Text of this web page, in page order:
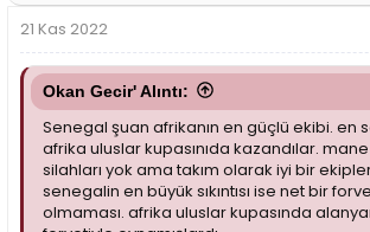
:
21 Kas 2022
Okan Gecir' Alıntı:
Senegal şuan afrikanın en güçlü ekibi. en
afrika uluslar kupasınıda kazandılar.
silahları yok ama takım olarak iyi bir
senegalin en büyük sıkıntısı ise net bir
olmaması. afrika uluslar kupasında